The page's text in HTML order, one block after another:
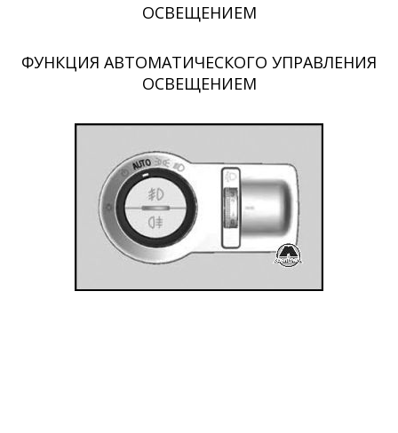
ОСВЕЩЕНИЕМ
ФУНКЦИЯ АВТОМАТИЧЕСКОГО УПРАВЛЕНИЯ
ОСВЕЩЕНИЕМ